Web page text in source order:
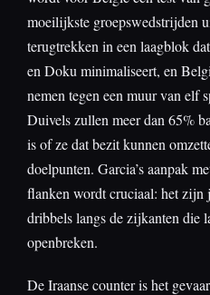
moeilijkste groepswedstrijden
terugtrekken in een laagblok
en Doku minimaliseert, en
nemen tegen een muur van elf
Duivels zullen meer dan 65%
is of ze dat bezit kunnen
doelpunten. Garcia’s aanpak
flanken wordt cruciaal: het zijn
dribbels langs de zijkanten die
openbreken.
De Iraanse counter is het